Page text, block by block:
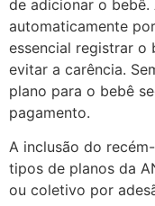
de adicionar o
automaticamente
essencial registrar o
evitar a carência.
plano para o bebê
pagamento.
A inclusão do
tipos de planos da
ou coletivo por